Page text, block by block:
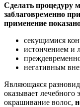
Сделать процедуру
заблаговременно
применение
секущимися
истончением и
негативным
Являющаяся
оказывает лечебного
окрашивание волос,